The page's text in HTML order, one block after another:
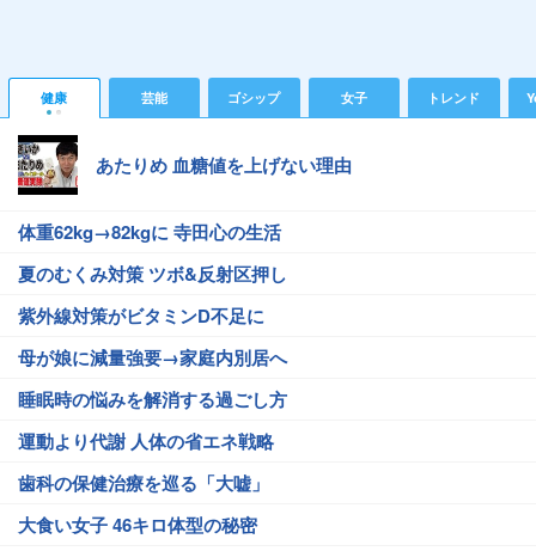
健康 芸能 ゴシップ 女子 トレンド
あたりめ 血糖値を上げない理由
体重62kg→82kgに 寺田心の生活
夏のむくみ対策 ツボ&反射区押し
紫外線対策がビタミンD不足に
母が娘に減量強要→家庭内別居へ
睡眠時の悩みを解消する過ごし方
運動より代謝 人体の省エネ戦略
歯科の保健治療を巡る「大嘘」
大食い女子 46キロ体型の秘密